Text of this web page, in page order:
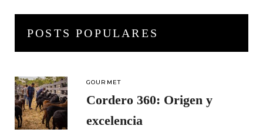
POSTS POPULARES
GOURMET
Cordero 360: Origen y
excelencia